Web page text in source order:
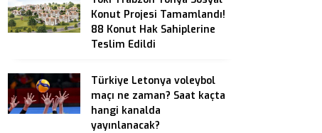
Konut Projesi Tamamlandı!
88 Konut Hak Sahiplerine
Teslim Edildi
Türkiye Letonya voleybol
maçı ne zaman? Saat kaçta
hangi kanalda
yayınlanacak?